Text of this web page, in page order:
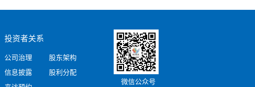
投资者关系
公司治理
股东架构
信息披露
股利分配
微信公众号